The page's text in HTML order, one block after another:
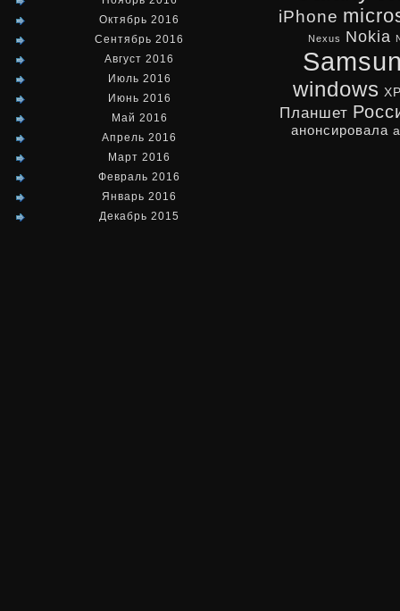
год
на
с
лишним
процентов
Октябрь 2016
Сентябрь 2016
Август 2016
Июль 2016
Июнь 2016
Май 2016
Апрель 2016
Март 2016
Февраль 2016
Январь 2016
Декабрь 2015
iPhone
Nexus Nokia
windows
Планшет
анонсировала